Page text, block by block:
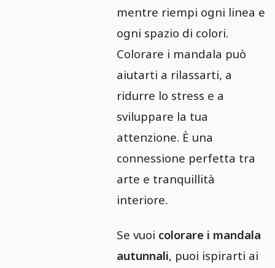
mentre riempi ogni linea e
ogni spazio di colori.
Colorare i mandala può
aiutarti a rilassarti, a
ridurre lo stress e a
sviluppare la tua
attenzione. È una
connessione perfetta tra
arte e tranquillità
interiore.
Se vuoi colorare i mandala
autunnali, puoi ispirarti ai